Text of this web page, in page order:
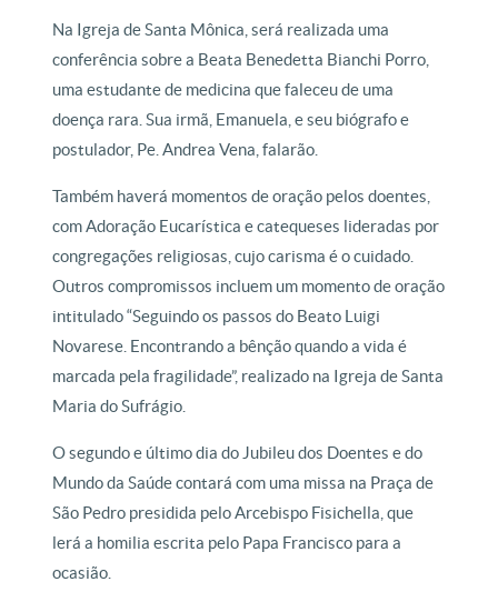
Na Igreja de Santa Mônica, será realizada uma
conferência sobre a Beata Benedetta Bianchi Porro,
uma estudante de medicina que faleceu de uma
doença rara. Sua irmã, Emanuela, e seu biógrafo e
postulador, Pe. Andrea Vena, falarão.
Também haverá momentos de oração pelos doentes,
com Adoração Eucarística e catequeses lideradas por
congregações religiosas, cujo carisma é o cuidado.
Outros compromissos incluem um momento de oração
intitulado “Seguindo os passos do Beato Luigi
Novarese. Encontrando a bênção quando a vida é
marcada pela fragilidade”, realizado na Igreja de Santa
Maria do Sufrágio.
O segundo e último dia do Jubileu dos Doentes e do
Mundo da Saúde contará com uma missa na Praça de
São Pedro presidida pelo Arcebispo Fisichella, que
lerá a homilia escrita pelo Papa Francisco para a
ocasião.